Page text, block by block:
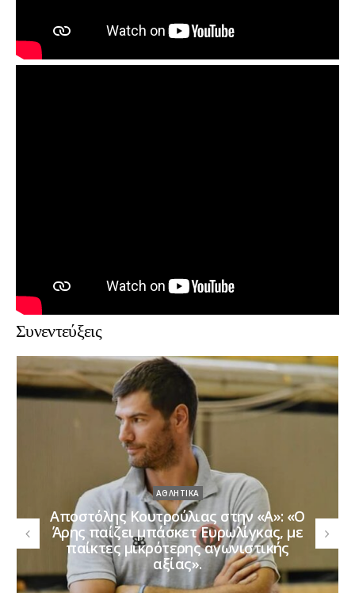
Συνεντεύξεις
ΑΘΛΗΤΙΚΆ
Χρήστος Μυριούνης στην «Α»:
«Μπορεί Final Four ο Παναθηναϊκός»